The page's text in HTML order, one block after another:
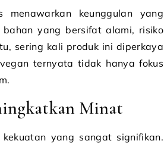
menawarkan keunggulan yang
yang bersifat alami, risiko
sering kali produk ini diperkaya
ternyata tidak hanya fokus
Minat
yang sangat signifikan.